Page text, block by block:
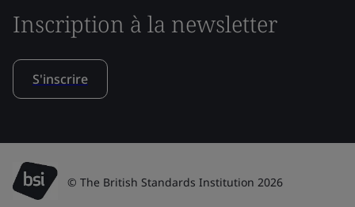
Inscription à la newsletter
S'inscrire
© The British Standards Institution 2026